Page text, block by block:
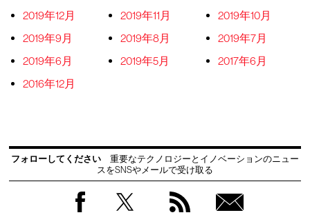
2019年12月
2019年11月
2019年10月
2019年9月
2019年8月
2019年7月
2019年6月
2019年5月
2017年6月
2016年12月
フォローしてください
重要なテクノロジーとイノベーションのニュー
スをSNSやメールで受け取る